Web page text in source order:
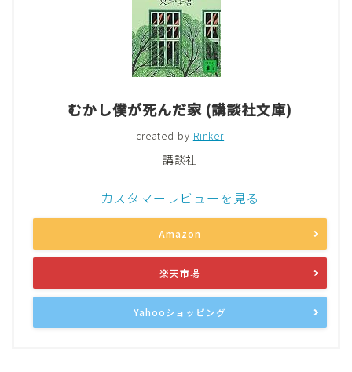
むかし僕が死んだ家 (講談社文庫)
created by Rinker
講談社
カスタマーレビューを見る
Amazon
楽天市場
Yahooショッピング